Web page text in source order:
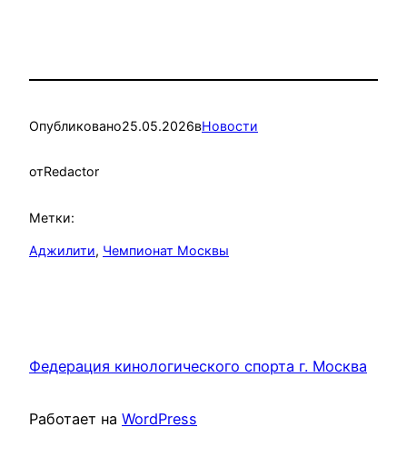
Опубликовано25.05.2026вНовости
отRedactor
Метки:
Аджилити, Чемпионат Москвы
Федерация кинологического спорта г. Москва
Работает на WordPress